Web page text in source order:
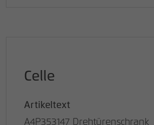
Celle
Artikeltext
A4P353147 Drehtürenschrank